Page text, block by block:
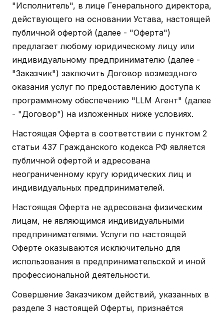
"Исполнитель", в лице Генерального директора,
действующего на основании Устава, настоящей
публичной офертой (далее - "Оферта")
предлагает любому юридическому лицу или
индивидуальному предпринимателю (далее -
"Заказчик") заключить Договор возмездного
оказания услуг по предоставлению доступа к
программному обеспечению "LLM Агент" (далее
- "Договор") на изложенных ниже условиях.
Настоящая Оферта в соответствии с пунктом 2
статьи 437 Гражданского кодекса РФ является
публичной офертой и адресована
неограниченному кругу юридических лиц и
индивидуальных предпринимателей.
Настоящая Оферта не адресована физическим
лицам, не являющимся индивидуальными
предпринимателями. Услуги по настоящей
Оферте оказываются исключительно для
использования в предпринимательской и иной
профессиональной деятельности.
Совершение Заказчиком действий, указанных в
разделе 3 настоящей Оферты, признаётся